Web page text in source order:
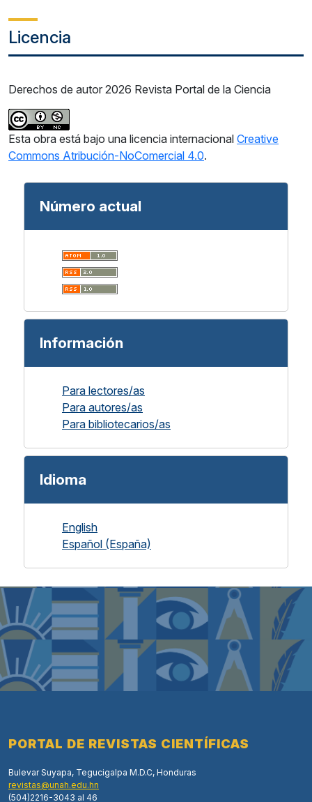
Licencia
Derechos de autor 2026 Revista Portal de la Ciencia
Esta obra está bajo una licencia internacional Creative
Commons Atribución-NoComercial 4.0.
Número actual
Información
Para lectores/as
Para autores/as
Para bibliotecarios/as
Idioma
English
Español (España)
PORTAL DE REVISTAS CIENTÍFICAS
Bulevar Suyapa, Tegucigalpa M.D.C, Honduras
revistas@unah.edu.hn
(504)2216-3043 al 46